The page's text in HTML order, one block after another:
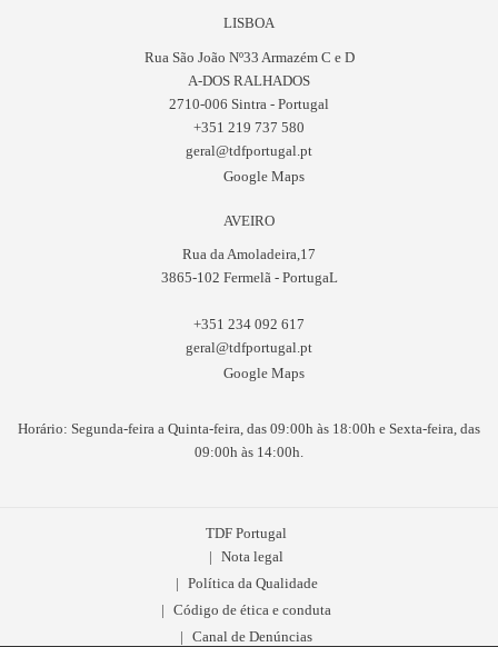
LISBOA
Rua São João Nº33 Armazém C e D
A-DOS RALHADOS
2710-006 Sintra - Portugal
+351 219 737 580
geral@tdfportugal.pt
Google Maps
AVEIRO
Rua da Amoladeira,17
3865-102 Fermelã - PortugaL
+351 234 092 617
geral@tdfportugal.pt
Google Maps
Horário: Segunda-feira a Quinta-feira, das 09:00h às 18:00h e Sexta-feira, das
09:00h às 14:00h.
TDF Portugal
Nota legal
Política da Qualidade
Código de ética e conduta
Canal de Denúncias